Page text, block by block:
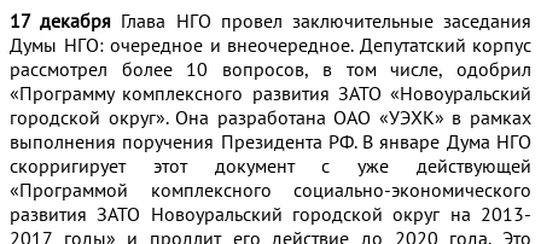
17 декабря Глава НГО провел заключительные заседания
Думы НГО: очередное и внеочередное. Депутатский корпус
рассмотрел более 10 вопросов, в том числе, одобрил
«Программу комплексного развития ЗАТО «Новоуральский
городской округ». Она разработана ОАО «УЭХК» в рамках
выполнения поручения Президента РФ. В январе Дума НГО
скорригирует этот документ с уже действующей
«Программой комплексного социально-экономического
развития ЗАТО Новоуральский городской округ на 2013-
2017 годы» и продлит его действие до 2020 года. Это